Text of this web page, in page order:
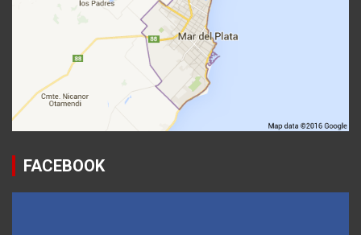
FACEBOOK